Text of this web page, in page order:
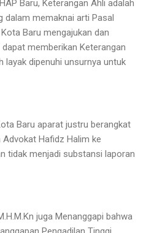
Baru, Keterangan Ahli adalah
dalam memaknai arti Pasal
Baru mengajukan dan
memberikan Keterangan
layak dipenuhi unsurnya untuk
Baru aparat justru berangkat
Hafidz Halim ke
tidak menjadi substansi laporan
juga Menanggapi bahwa